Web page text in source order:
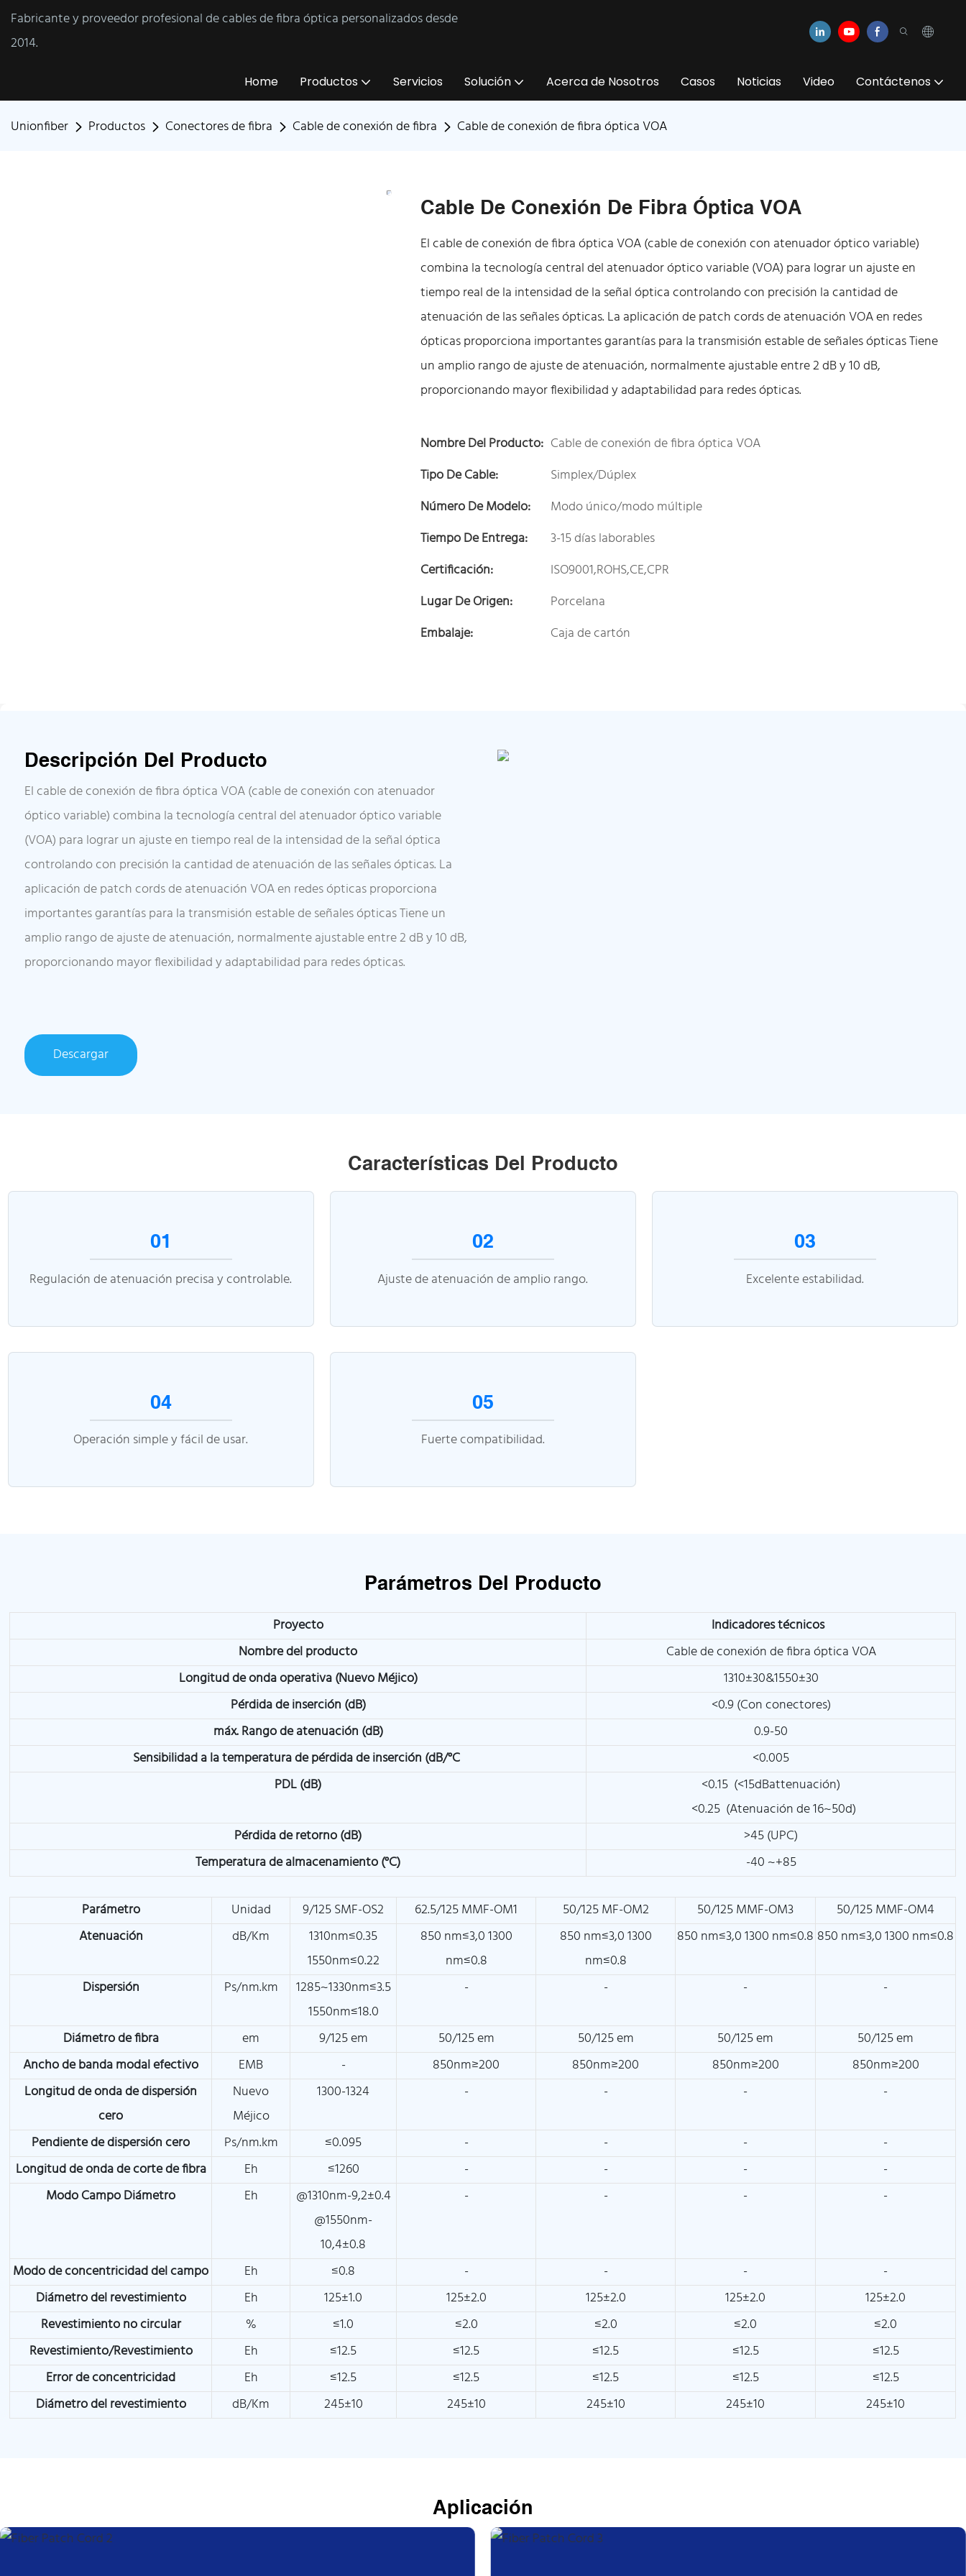
Fabricante y proveedor profesional de cables de fibra óptica personalizados desde
2014.
Home Productos Servicios Solución Acerca de Nosotros Casos Noticias Video Contáctenos
Unionfiber Productos Conectores de fibra Cable de conexión de fibra Cable de conexión de fibra óptica VOA
Cable De Conexión De Fibra Óptica VOA
El cable de conexión de fibra óptica VOA (cable de conexión con atenuador óptico variable)
combina la tecnología central del atenuador óptico variable (VOA) para lograr un ajuste en
tiempo real de la intensidad de la señal óptica controlando con precisión la cantidad de
atenuación de las señales ópticas. La aplicación de patch cords de atenuación VOA en redes
ópticas proporciona importantes garantías para la transmisión estable de señales ópticas Tiene
un amplio rango de ajuste de atenuación, normalmente ajustable entre 2 dB y 10 dB,
proporcionando mayor flexibilidad y adaptabilidad para redes ópticas.
Nombre Del Producto: Cable de conexión de fibra óptica VOA
Tipo De Cable:
Simplex/Dúplex
Número De Modelo:
Modo único/modo múltiple
Tiempo De Entrega:
3-15 días laborables
Certificación:
ISO9001,ROHS,CE,CPR
Lugar De Origen:
Porcelana
Embalaje:
Caja de cartón
Descripción Del Producto
El cable de conexión de fibra óptica VOA (cable de conexión con atenuador
óptico variable) combina la tecnología central del atenuador óptico variable
(VOA) para lograr un ajuste en tiempo real de la intensidad de la señal óptica
controlando con precisión la cantidad de atenuación de las señales ópticas. La
aplicación de patch cords de atenuación VOA en redes ópticas proporciona
importantes garantías para la transmisión estable de señales ópticas Tiene un
amplio rango de ajuste de atenuación, normalmente ajustable entre 2 dB y 10 dB,
proporcionando mayor flexibilidad y adaptabilidad para redes ópticas.
Descargar
Características Del Producto
01
Regulación de atenuación precisa y controlable.
02
Ajuste de atenuación de amplio rango.
03
Excelente estabilidad.
04
Operación simple y fácil de usar.
05
Fuerte compatibilidad.
Parámetros Del Producto
Proyecto
Indicadores técnicos
Nombre del producto
Cable de conexión de fibra óptica VOA
Longitud de onda operativa (Nuevo Méjico)
1310±30&1550±30
Pérdida de inserción (dB)
<0.9 (Con conectores)
máx. Rango de atenuación (dB)
0.9-50
Sensibilidad a la temperatura de pérdida de inserción (dB/°C
<0.005
PDL (dB)
<0.15 (<15dBattenuación)
<0.25 (Atenuación de 16~50d)
Pérdida de retorno (dB)
>45 (UPC)
Temperatura de almacenamiento (°C)
-40 ~+85
Parámetro Unidad 9/125 SMF-OS2 62.5/125 MMF-OM1 50/125 MF-OM2 50/125 MMF-OM3
50/125 MMF-OM4
Atenuación
dB/Km
1310nm≤0.35
1550nm≤0.22
850 nm≤3,0 1300
nm≤0.8
850 nm≤3,0 1300
nm≤0.8
850 nm≤3,0 1300 nm≤0.8 850 nm≤3,0 1300 nm≤0.8
Dispersión Ps/nm.km
1285~1330nm≤3.5
1550nm≤18.0
- - - -
Diámetro de fibra em 9/125 em 50/125 em 50/125 em 50/125 em
50/125 em
Ancho de banda modal efectivo
EMB - 850nm≥200 850nm≥200 850nm≥200
850nm≥200
Longitud de onda de dispersión
cero
Nuevo
Méjico
1300-1324 - - - -
Pendiente de dispersión cero Ps/nm.km ≤0.095 - - -
-
Longitud de onda de corte de fibra
Eh ≤1260 - - -
-
Modo Campo Diámetro
Eh
@1310nm-9,2±0.4
@1550nm-
10,4±0.8
- - - -
Modo de concentricidad del campo Eh ≤0.8 - - -
-
Diámetro del revestimiento
Eh 125±1.0 125±2.0 125±2.0 125±2.0
125±2.0
Revestimiento no circular
% ≤1.0 ≤2.0 ≤2.0 ≤2.0
≤2.0
Revestimiento/Revestimiento
Eh ≤12.5 ≤12.5 ≤12.5 ≤12.5
≤12.5
Error de concentricidad
Eh ≤12.5 ≤12.5 ≤12.5 ≤12.5
≤12.5
Diámetro del revestimiento
dB/Km 245±10 245±10 245±10 245±10 245±10
Aplicación